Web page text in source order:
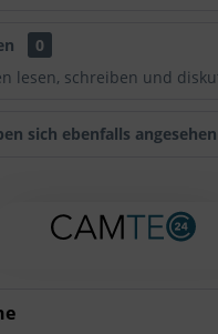
0
lesen, schreiben und
sich ebenfalls angesehen